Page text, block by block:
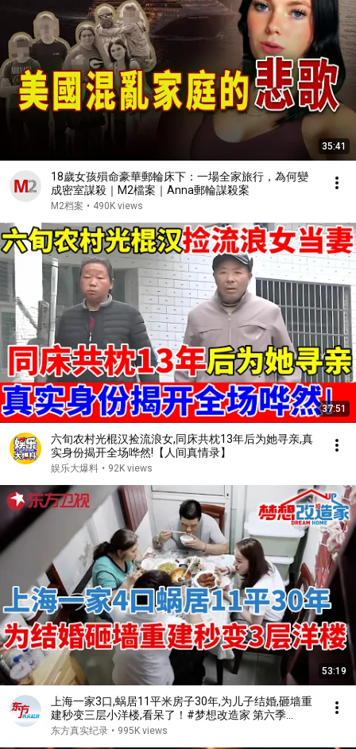
35:41
18歲女孩殞命豪華郵輪床下：一場全家旅行，為何變
成密室謀殺｜M2檔案｜Anna郵輪謀殺案
M2档案 • 490K views
37:51
六旬农村光棍汉捡流浪女,同床共枕13年后为她寻亲,真
实身份揭开全场哗然!【人间真情录】
娱乐大爆料 • 92K views
53:19
上海一家3口,蜗居11平米房子30年,为儿子结婚,砸墙重
建秒变三层小洋楼,看呆了！#梦想改造家 第六季
S06EP02
东方真实纪录 • 995K views